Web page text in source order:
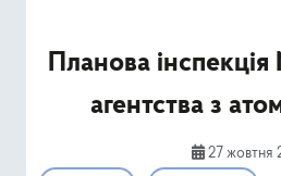
Планова
агентства з
27 жовтня